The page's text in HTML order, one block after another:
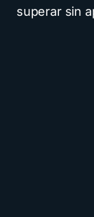
superar sin